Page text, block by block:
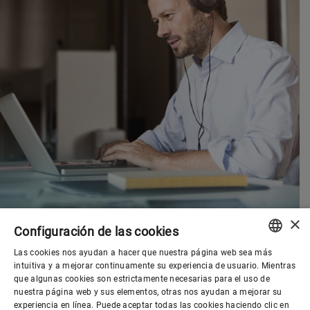
ENGLISH
SPANISH
×
Configuración de las cookies
Las cookies nos ayudan a hacer que nuestra página web sea más
intuitiva y a mejorar continuamente su experiencia de usuario. Mientras
que algunas cookies son estrictamente necesarias para el uso de
nuestra página web y sus elementos, otras nos ayudan a mejorar su
experiencia en línea. Puede aceptar todas las cookies haciendo clic en